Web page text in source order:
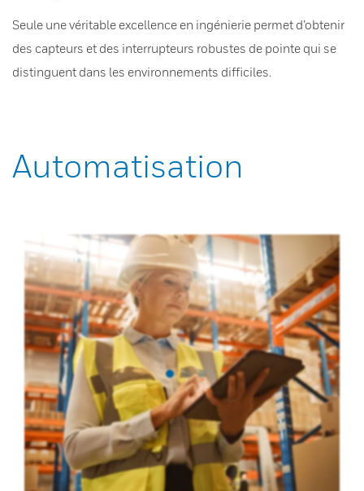
Seule une véritable excellence en ingénierie permet d’obtenir
des capteurs et des interrupteurs robustes de pointe qui se
distinguent dans les environnements difficiles.
Automatisation